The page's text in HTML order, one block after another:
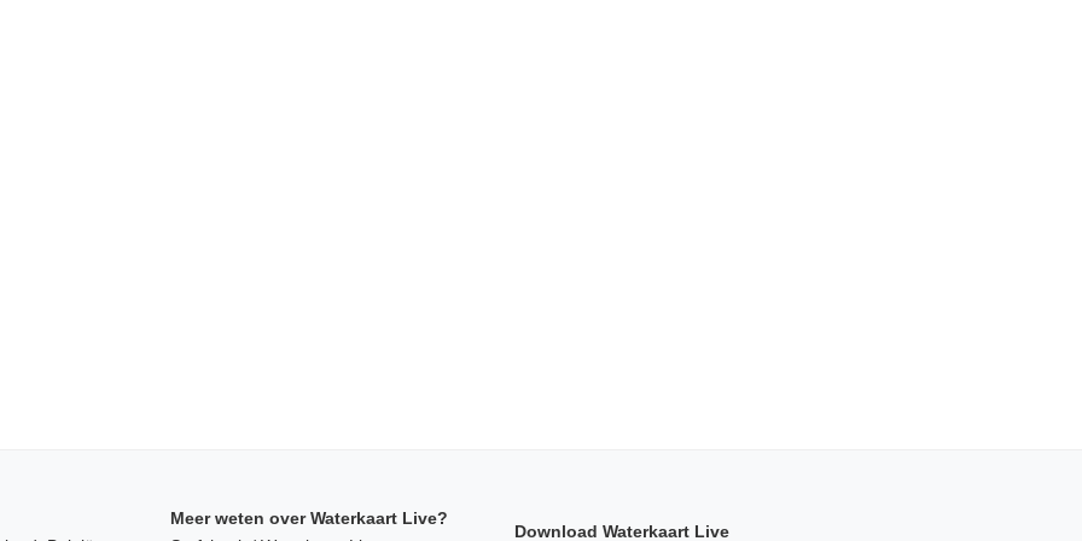
Meer weten over Waterkaart Live?
Download Waterkaart Live